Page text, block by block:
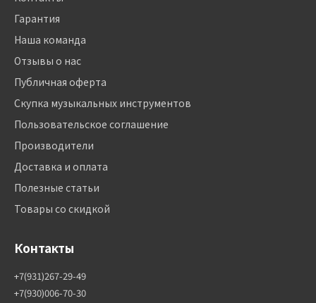
Гарантия
Наша команда
Отзывы о нас
Публичная оферта
Скупка музыкальных инструментов
Пользовательское соглашение
Производители
Доставка и оплата
Полезные статьи
Товары со скидкой
Контакты
+7(931)267-29-49
+7(930)006-70-30